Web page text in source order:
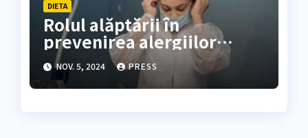
DIETA
Rolul alăptării în
prevenirea alergiilor
alimentare
NOV. 5, 2024 PRESS